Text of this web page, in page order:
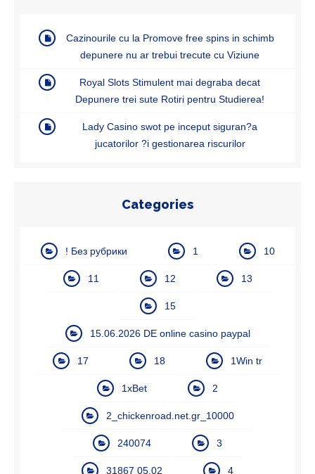
Cazinourile cu la Promove free spins in schimb
depunere nu ar trebui trecute cu Viziune
Royal Slots Stimulent mai degraba decat
Depunere trei sute Rotiri pentru Studierea!
Lady Casino swot pe inceput siguran?a
jucatorilor ?i gestionarea riscurilor
Categories
! Без рубрики 1 10
11 12 13
15
15.06.2026 DE online casino paypal
17 18 1Win tr
1xBet 2
2_chickenroad.net.gr_10000
240074 3
31867 05.02 4